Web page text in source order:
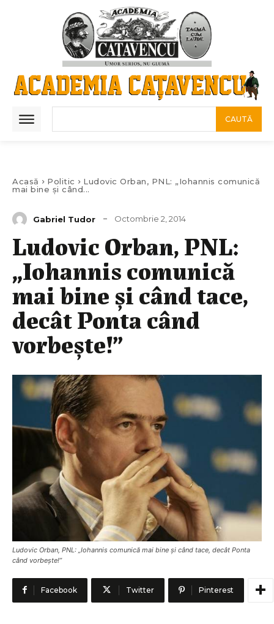
CAUTĂ
Acasă Politic
Ludovic Orban, PNL: „Iohannis comunică
mai bine şi când...
Gabriel Tudor Octombrie 2, 2014
Ludovic Orban, PNL:
„Iohannis comunică
mai bine şi când tace,
decât Ponta când
vorbeşte!”
Ludovic Orban, PNL: „Iohannis comunică mai bine şi când tace, decât Ponta
când vorbeşte!”
Facebook Twitter Pinterest